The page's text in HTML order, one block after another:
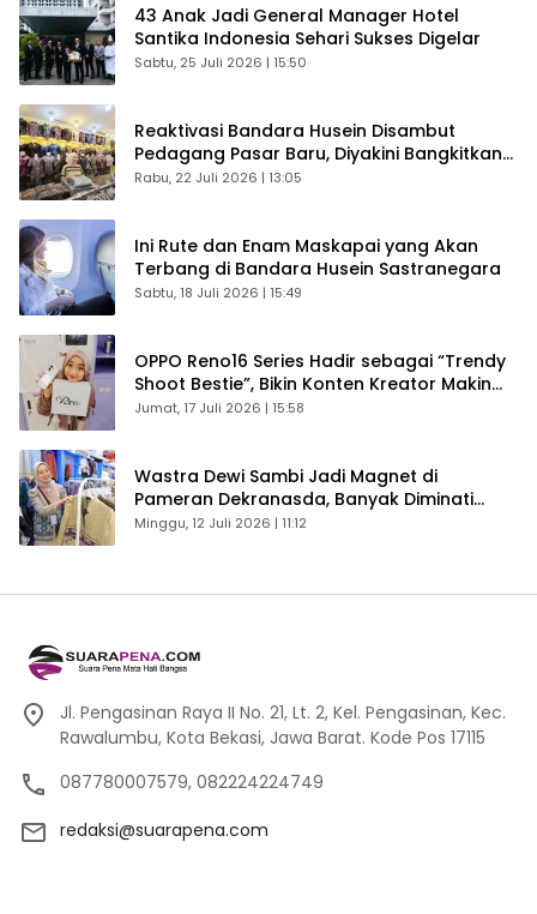
43 Anak Jadi General Manager Hotel
Santika Indonesia Sehari Sukses Digelar
Sabtu, 25 Juli 2026 | 15:50
Reaktivasi Bandara Husein Disambut
Pedagang Pasar Baru, Diyakini Bangkitkan
Kembali Ekonomi Bandung
Rabu, 22 Juli 2026 | 13:05
Ini Rute dan Enam Maskapai yang Akan
Terbang di Bandara Husein Sastranegara
Sabtu, 18 Juli 2026 | 15:49
OPPO Reno16 Series Hadir sebagai “Trendy
Shoot Bestie”, Bikin Konten Kreator Makin
Betah
Jumat, 17 Juli 2026 | 15:58
Wastra Dewi Sambi Jadi Magnet di
Pameran Dekranasda, Banyak Diminati
Pengunjung
Minggu, 12 Juli 2026 | 11:12
Jl. Pengasinan Raya II No. 21, Lt. 2, Kel. Pengasinan, Kec.
Rawalumbu, Kota Bekasi, Jawa Barat. Kode Pos 17115
087780007579, 082224224749
redaksi@suarapena.com